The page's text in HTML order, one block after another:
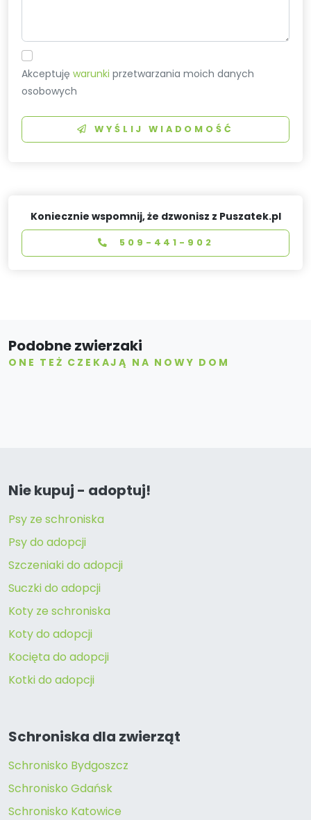
Akceptujęwarunki przetwarzania moich danych
osobowych
WYŚLIJ WIADOMOŚĆ
Koniecznie wspomnij, że dzwonisz z Puszatek.pl
509-441-902
Podobne zwierzaki
ONE TEŻ CZEKAJĄ NA NOWY DOM
Nie kupuj - adoptuj!
Psy ze schroniska
Psy do adopcji
Szczeniaki do adopcji
Suczki do adopcji
Koty ze schroniska
Koty do adopcji
Kocięta do adopcji
Kotki do adopcji
Schroniska dla zwierząt
Schronisko Bydgoszcz
Schronisko Gdańsk
Schronisko Katowice